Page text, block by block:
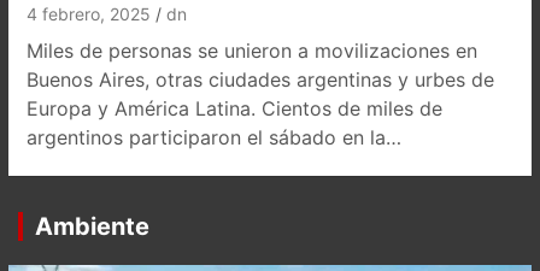
4 febrero, 2025 dn
Miles de personas se unieron a movilizaciones en
Buenos Aires, otras ciudades argentinas y urbes de
Europa y América Latina. Cientos de miles de
argentinos participaron el sábado en la…
Ambiente